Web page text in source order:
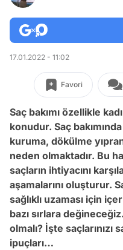
17.01.2022 - 11:02
Favori
Saç bakımı özellikle
konudur. Saç
kuruma, dökülme
neden olmaktadır. Bu
saçların ihtiyacını
aşamalarını oluşturur.
sağlıklı uzaması için
bazı sırlara
olmalı? İşte saçlarınızı
ipuçları…